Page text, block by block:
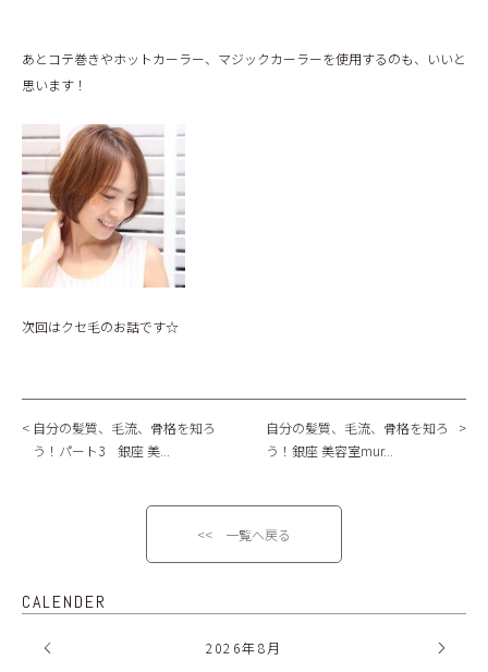
あとコテ巻きやホットカーラー、マジックカーラーを使用するのも、いいと
思います！
次回はクセ毛のお話です☆
自分の髪質、毛流、骨格を知ろ
う！パート3 銀座 美...
自分の髪質、毛流、骨格を知ろ
う！銀座 美容室mur...
<< 一覧へ戻る
CALENDER
2026年8月